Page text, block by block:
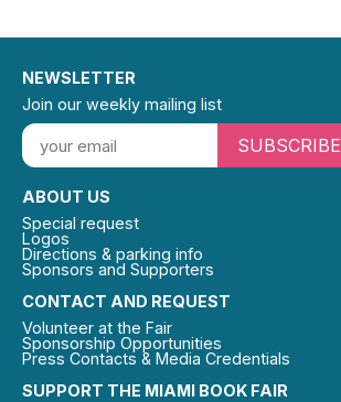
SUPPORT THE MIAMI BOOK FAIR
CONTACT AND REQUEST
Volunteer at the Fair
Sponsorship Opportunities
Press Contacts & Media Credentials
ABOUT US
Special request
Logos
Directions & parking info
Sponsors and Supporters
NEWSLETTER
Join our weekly mailing list
SUBSCRIBE